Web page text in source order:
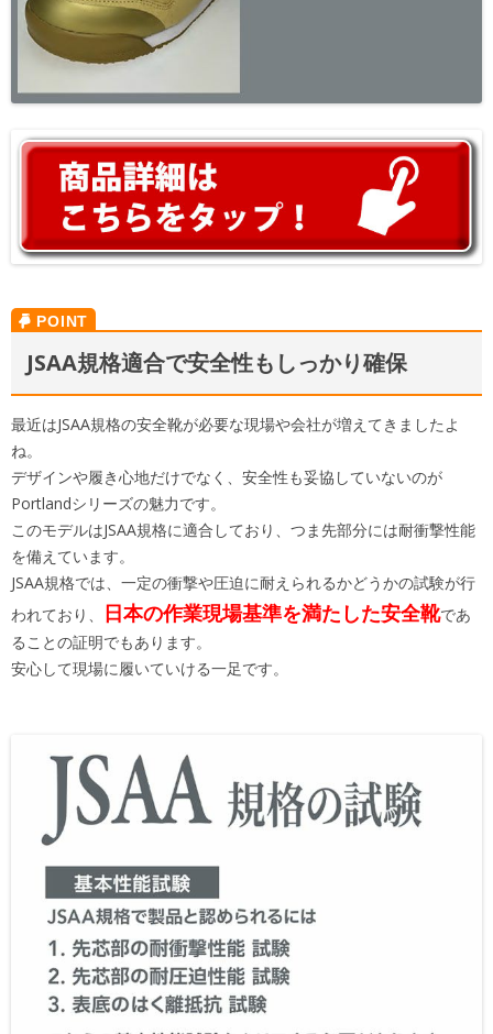
JSAA規格適合で安全性もしっかり確保
最近はJSAA規格の安全靴が必要な現場や会社が増えてきましたよ
ね。
デザインや履き心地だけでなく、安全性も妥協していないのが
Portlandシリーズの魅力です。
このモデルはJSAA規格に適合しており、つま先部分には耐衝撃性能
を備えています。
JSAA規格では、一定の衝撃や圧迫に耐えられるかどうかの試験が行
われており、
日本の作業現場基準を満たした安全靴であ
ることの証明でもあります。
安心して現場に履いていける一足です。